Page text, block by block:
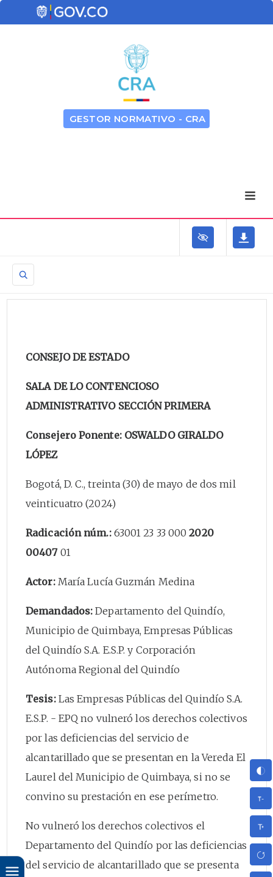
GESTOR NORMATIVO - CRA
CONSEJO DE ESTADO
SALA DE LO CONTENCIOSO
ADMINISTRATIVO SECCIÓN PRIMERA
Consejero Ponente: OSWALDO GIRALDO
LÓPEZ
Bogotá, D. C., treinta (30) de mayo de dos mil
veinticuatro (2024)
Radicación núm.: 63001 23 33 0002020
00407 01
Actor: María Lucía Guzmán Medina
Demandados:Departamento del Quindío,
Municipio de Quimbaya, Empresas Públicas
del Quindío S.A. E.S.P. y Corporación
Autónoma Regional del Quindío
Tesis: Las Empresas Públicas del Quindío S.A.
E.S.P. - EPQ no vulneró los derechos colectivos
por las deficiencias del servicio de
alcantarillado que se presentan en la Vereda El
Laurel del Municipio de Quimbaya, si no se
convino su prestación en ese perímetro.
No vulneró los derechos colectivos el
Departamento del Quindío por las deficiencias
del servicio de alcantarillado que se presenta